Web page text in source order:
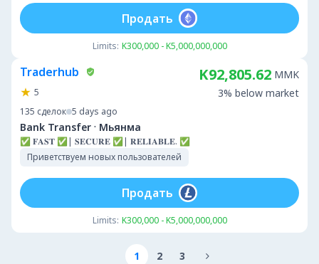
Limits: K300,000 - K5,000,000,000
Продать
Traderhub
5
135 сделок 5 days ago
Bank Transfer · Мьянма
✅ 𝐅𝐀𝐒𝐓 ✅| 𝐒𝐄𝐂𝐔𝐑𝐄 ✅| 𝐑𝐄𝐋𝐈𝐀𝐁𝐋𝐄. ✅
Приветствуем новых пользователей
K92,805.62 MMK
3% below market
Limits: K300,000 - K5,000,000,000
Продать
1 2 3 